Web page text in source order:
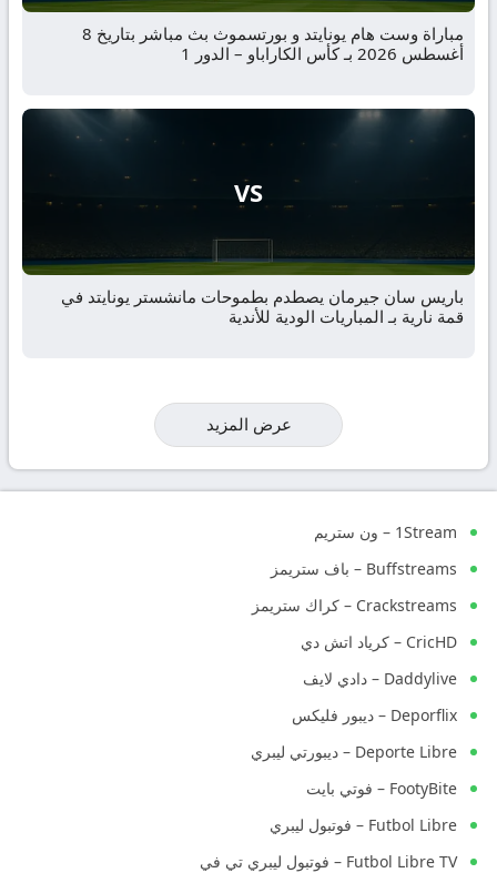
مباراة وست هام يونايتد و بورتسموث بث مباشر بتاريخ 8
أغسطس 2026 بـ كأس الكاراباو – الدور 1
VS
باريس سان جيرمان يصطدم بطموحات مانشستر يونايتد في
قمة نارية بـ المباريات الودية للأندية
عرض المزيد
1Stream – ون ستريم
Buffstreams – باف ستريمز
Crackstreams – كراك ستريمز
CricHD – كرياد اتش دي
Daddylive – دادي لايف
Deporflix – ديبور فليكس
Deporte Libre – ديبورتي ليبري
FootyBite – فوتي بايت
Futbol Libre – فوتبول ليبري
Futbol Libre TV – فوتبول ليبري تي في